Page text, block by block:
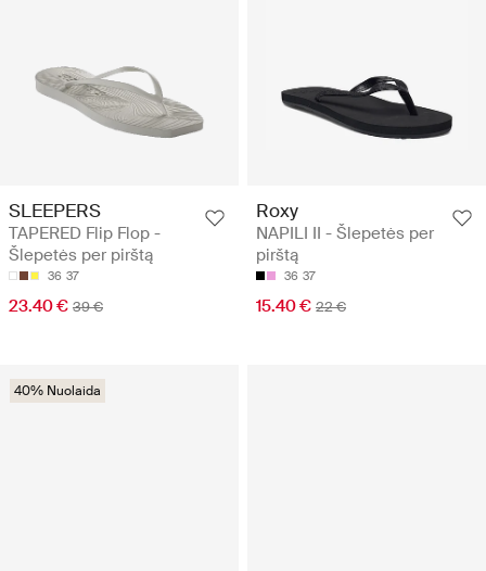
SLEEPERS
TAPERED Flip Flop -
Šlepetės per pirštą
36 37
23.40 € 39 €
Roxy
NAPILI II - Šlepetės per
pirštą
36 37
15.40 € 22 €
40% Nuolaida